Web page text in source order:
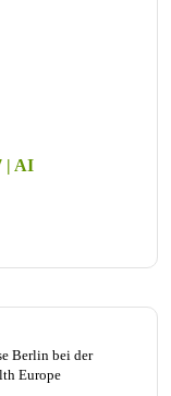
| AI
Berlin bei der
Europe